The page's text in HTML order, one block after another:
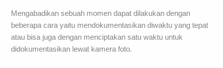
Mengabadikan sebuah momen dapat dilakukan dengan
beberapa cara yaitu mendokumentasikan diwaktu yang tepat
atau bisa juga dengan menciptakan satu waktu untuk
didokumentasikan lewat kamera foto.